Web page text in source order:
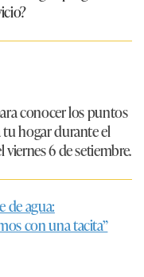
conocer los puntos
tu hogar durante el
6 de setiembre.
de agua:
con una tacita”